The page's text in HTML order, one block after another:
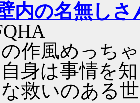
内の名無しさ
作風めっち
身は事情を
救いのある